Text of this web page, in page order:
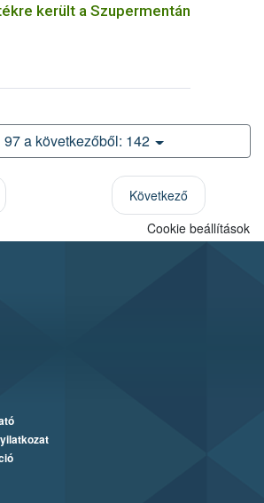
került a Szupermentán
97 a következőből: 142
Következő
Cookie beállítások